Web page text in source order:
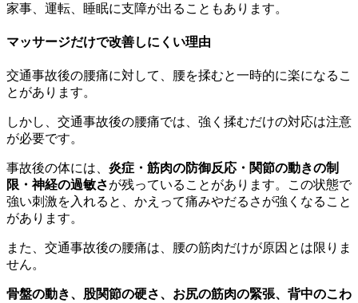
家事、運転、睡眠に支障が出ることもあります。
マッサージだけで改善しにくい理由
交通事故後の腰痛に対して、腰を揉むと一時的に楽になるこ
とがあります。
しかし、交通事故後の腰痛では、強く揉むだけの対応は注意
が必要です。
事故後の体には、 炎症・筋肉の防御反応・関節の動きの制
限・神経の過敏さが残っていることがあります。この状態で
強い刺激を入れると、かえって痛みやだるさが強くなること
があります。
また、交通事故後の腰痛は、腰の筋肉だけが原因とは限りま
せん。
骨盤の動き、股関節の硬さ、お尻の筋肉の緊張、背中のこわ